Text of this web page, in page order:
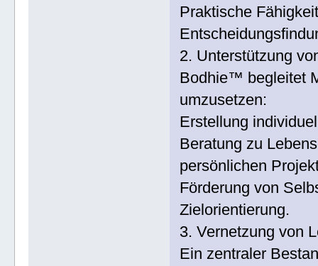
Praktische
2. Unterstützung
Bodhie™ begleitet
umzusetzen:
Erstellung
Beratung zu
persönlichen
Förderung von
Zielorientierung.
3. Vernetzung von
Ein zentraler